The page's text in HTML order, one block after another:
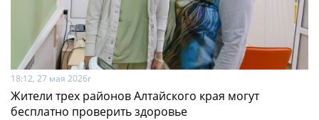
18:12, 27 мая 2026г
Жители трех районов Алтайского края могут
бесплатно проверить здоровье